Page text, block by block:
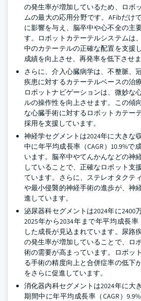
の発生率が増加しているため、ロボ
ムの最大の応用分野です。AFibだけ
に影響を与え、脳卒中や心不全の主
す。ロボットカテーテルシステムは
中のカテーテルの正確な配置を支援
成績を向上させ、再発率を低下させま
さらに、介入心臓病学は、不整脈、
疾患に対するカテーテルベースの治
ロボットナビゲーションは、微妙な
ルの操作性を向上させます。この傾
な心臓手術に対するロボットカテー
採用を支援しています。
神経学セグメントは2024年に大きな
中に年平均成長率（CAGR）10.9%で
います。脳卒中やてんかんなどの神
していることで、正確なロボット支
ています。さらに、ステレオタクテ
や最小侵襲的神経手術の進歩が、神
進しています。
泌尿器科セグメントは2024年に2400
2025年から2034年まで年平均成長率
した成長が見込まれています。尿路
の発生率が増加していることで、ロ
術の需要が高まっています。ロボッ
る手術の精度向上と合併症率の低下
をさらに促進しています。
消化器内科セグメントは2024年に大
期間中に年平均成長率（CAGR）